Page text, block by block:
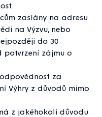
zaslány na adresu
na Výzvu, nebo
do 30
potvrzení zájmu o
za
Výhry z důvodů mimo
z jakéhokoli důvodu